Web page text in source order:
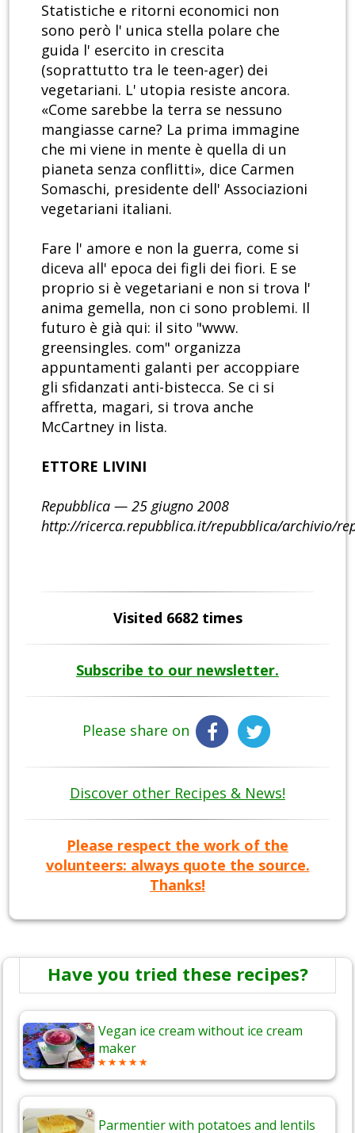
Statistiche e ritorni economici non
sono però l' unica stella polare che
guida l' esercito in crescita
(soprattutto tra le teen-ager) dei
vegetariani. L' utopia resiste ancora.
«Come sarebbe la terra se nessuno
mangiasse carne? La prima immagine
che mi viene in mente è quella di un
pianeta senza conflitti», dice Carmen
Somaschi, presidente dell' Associazioni
vegetariani italiani.
Fare l' amore e non la guerra, come si
diceva all' epoca dei figli dei fiori. E se
proprio si è vegetariani e non si trova l'
anima gemella, non ci sono problemi. Il
futuro è già qui: il sito "www.
greensingles. com" organizza
appuntamenti galanti per accoppiare
gli sfidanzati anti-bistecca. Se ci si
affretta, magari, si trova anche
McCartney in lista.
ETTORE LIVINI
Repubblica — 25 giugno 2008
http://ricerca.repubblica.it/repubblica/archivio/
Visited 6682 times
Subscribe to our newsletter.
Please share on
Discover other Recipes & News!
Please respect the work of the
volunteers: always quote the source.
Thanks!
Have you tried these recipes?
Vegan ice cream without ice cream
maker
Parmentier with potatoes and lentils